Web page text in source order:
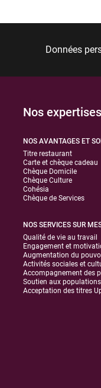
Données
Nos
NOS AVANTAGES ET
Titre restaurant
Carte et chèque cadeau
Chèque Domicile
Chèque Culture
Cohésia
Chèque de Services
NOS SERVICES SUR
Qualité de vie au travail
Engagement et
Augmentation du
Activités sociales et
Accompagnement des
Soutien aux
Acceptation des titres